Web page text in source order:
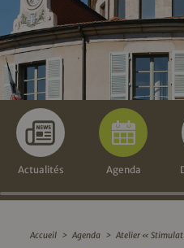
Actualités Agenda
Accueil > Agenda > Atelier «